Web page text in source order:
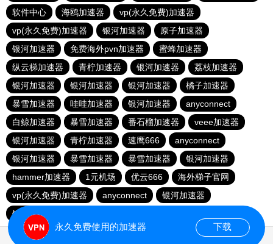
软件中心
海鸥加速器
vp(永久免费)加速器
vp(永久免费)加速器
银河加速器
原子加速器
银河加速器
免费海外pvn加速器
蜜蜂加速器
纵云梯加速器
青柠加速器 银河加速器
荔枝加速器
银河加速器
银河加速器 银河加速器
橘子加速器
暴雪加速器
哇哇加速器 银河加速器
anyconnect
白鲸加速器
暴雪加速器 番石榴加速器
veee加速器
银河加速器
青柠加速器 速鹰666
anyconnect
银河加速器
暴雪加速器 暴雪加速器
银河加速器
hammer加速器
1元机场 优云666
海外梯子官网
vp(永久免费)加速器
anyconnect
银河加速器
银河加速器
永久免费使用的加速器 下载